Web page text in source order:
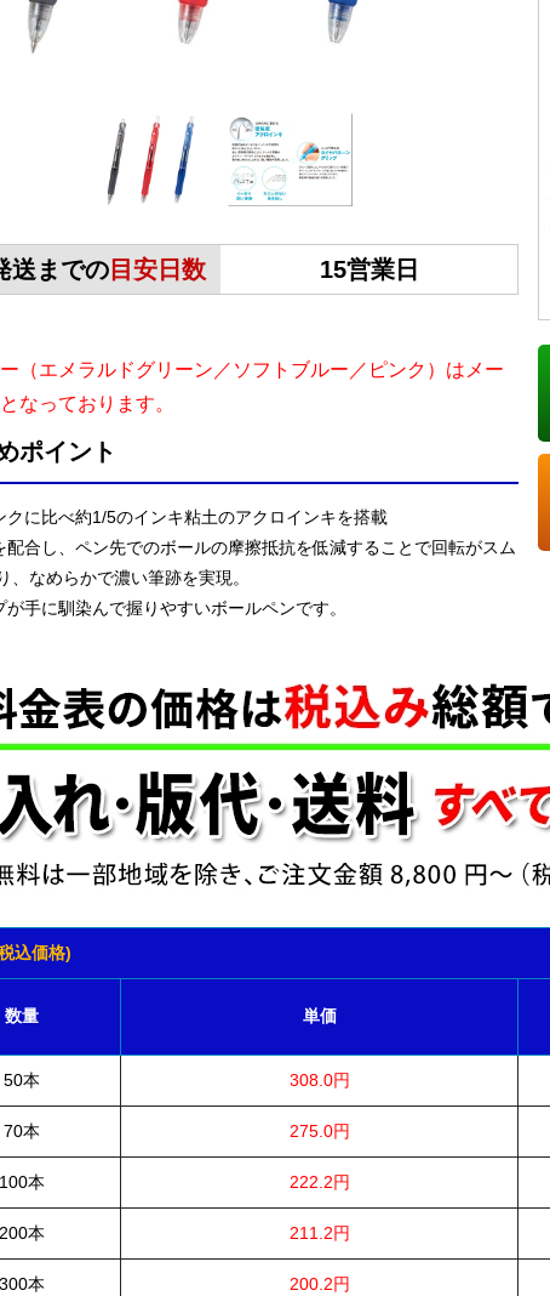
送までの目安日数 15営業日
（エメラルドグリーン／ソフトブルー／ピンク）はメー
なっております。
ポイント
クに比べ約1/5のインキ粘土のアクロインキを搭載
配合し、ペン先でのボールの摩擦抵抗を低減することで回転がスム
、なめらかで濃い筆跡を実現。
が手に馴染んで握りやすいボールペンです。
込価格)
数量 単価
50本 308.0円
70本 275.0円
100本 222.2円
200本 211.2円
300本 200.2円